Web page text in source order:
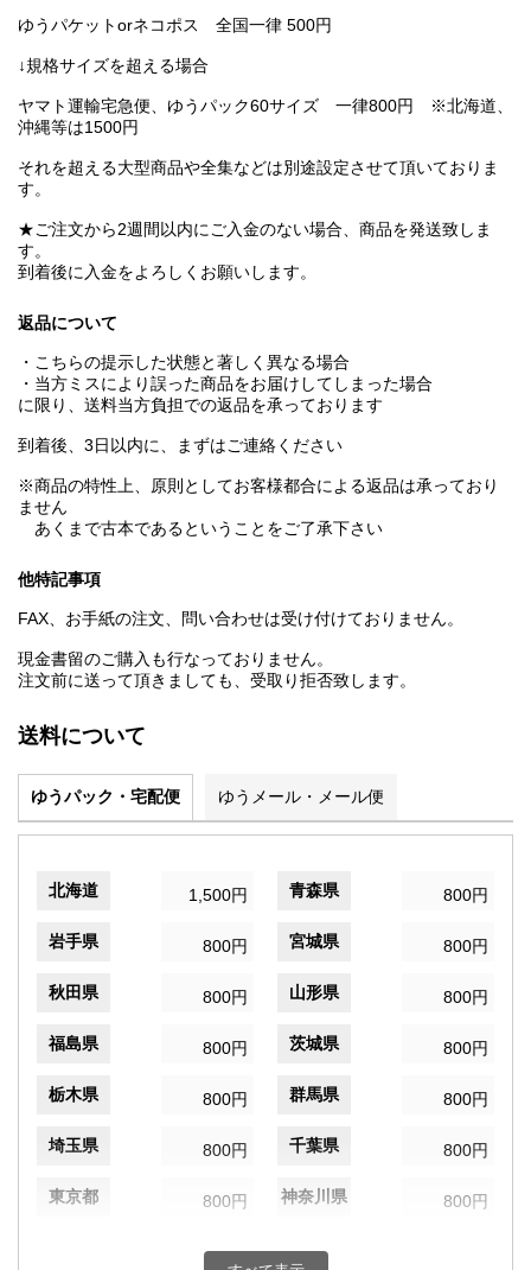
ゆうパケットorネコポス 全国一律 500円
↓規格サイズを超える場合
ヤマト運輸宅急便、ゆうパック60サイズ 一律800円 ※北海道、
沖縄等は1500円
それを超える大型商品や全集などは別途設定させて頂いておりま
す。
★ご注文から2週間以内にご入金のない場合、商品を発送致しま
す。
到着後に入金をよろしくお願いします。
返品について
・こちらの提示した状態と著しく異なる場合
・当方ミスにより誤った商品をお届けしてしまった場合
に限り、送料当方負担での返品を承っております
到着後、3日以内に、まずはご連絡ください
※商品の特性上、原則としてお客様都合による返品は承っており
ません
あくまで古本であるということをご了承下さい
他特記事項
FAX、お手紙の注文、問い合わせは受け付けておりません。
現金書留のご購入も行なっておりません。
注文前に送って頂きましても、受取り拒否致します。
送料について
ゆうパック・宅配便 ゆうメール・メール便
北海道 1,500円 青森県 800円
岩手県 800円 宮城県 800円
秋田県 800円 山形県 800円
福島県 800円 茨城県 800円
栃木県 800円 群馬県 800円
埼玉県 800円 千葉県 800円
東京都 800円 神奈川県 800円
800円 富山県